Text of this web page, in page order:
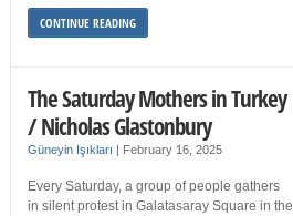
CONTINUE READING
The Saturday Mothers in Turkey
/ Nicholas Glastonbury
Güneyin Işıkları | February 16, 2025
Every Saturday, a group of people gathers
in silent protest in Galatasaray Square in the